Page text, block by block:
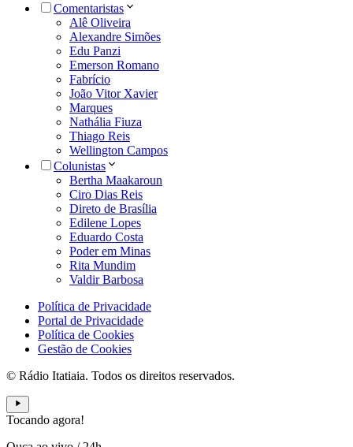
Comentaristas
Alê Oliveira
Alexandre Simões
Edu Panzi
Emerson Romano
Fabrício
João Vitor Xavier
Marques
Nathália Fiuza
Thiago Reis
Wellington Campos
Colunistas
Bertha Maakaroun
Ciro Dias Reis
Direto de Brasília
Edilene Lopes
Eduardo Costa
Poder em Minas
Rita Mundim
Valdir Barbosa
Política de Privacidade
Portal de Privacidade
Política de Cookies
Gestão de Cookies
© Rádio Itatiaia. Todos os direitos reservados.
Tocando agora!